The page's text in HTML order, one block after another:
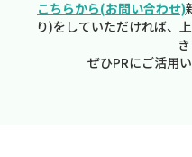
こちらから(お問い合わせ)
り)をしていただければ、
ぜひPRにご活用